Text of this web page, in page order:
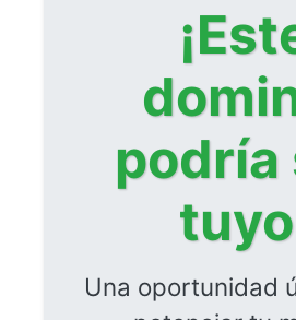
podría
Una oportunidad